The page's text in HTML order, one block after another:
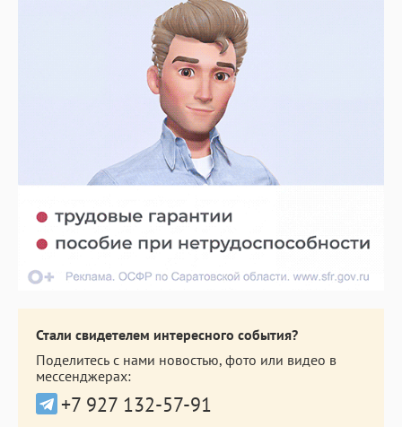
Стали свидетелем интересного события?
Поделитесь с нами новостью, фото или видео в
мессенджерах:
+7 927 132-57-91